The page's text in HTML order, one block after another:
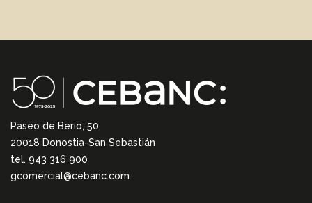
Paseo de Berio, 50
20018 Donostia-San Sebastián
tel. 943 316 900
gcomercial@cebanc.com